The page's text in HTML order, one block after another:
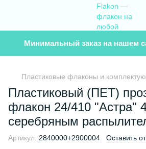
Минимальный заказ на нашем
Пластиковые флаконы и
Пластиковый (ПET)
флакон 24/410 "Астра"
серебряным
Артикул: 2840000+2900004 Оставить